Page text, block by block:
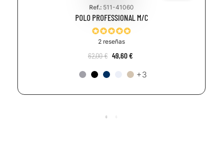
Ref.: 511-41060
POLO PROFESSIONAL M/C
2 reseñas
62,00 € 49,60 €
+3